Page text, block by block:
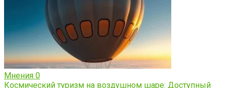
Мнения 0
Космический туризм на воздушном шаре: Доступный